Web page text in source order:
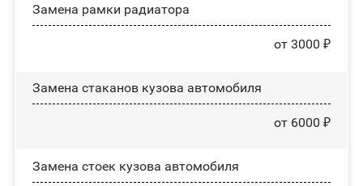
Замена рамки радиатора
от 3000 ₽
Замена стаканов кузова автомобиля
от 6000 ₽
Замена стоек кузова автомобиля